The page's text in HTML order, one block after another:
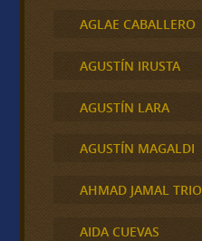
AGLAE CABALLERO
AGUSTÍN IRUSTA
AGUSTÍN LARA
AGUSTÍN MAGALDI
AHMAD JAMAL TRIO
AIDA CUEVAS